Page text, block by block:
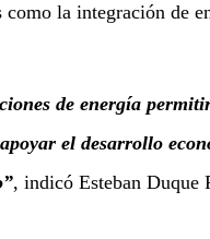
la integración de
de energía
el desarrollo
, indicó Esteban Duque